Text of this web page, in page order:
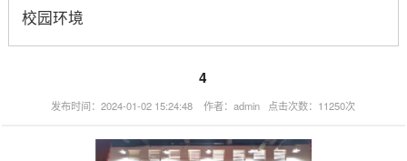
校园环境
4
发布时间：2024-01-02 15:24:48 作者：admin 点击次数：11250次